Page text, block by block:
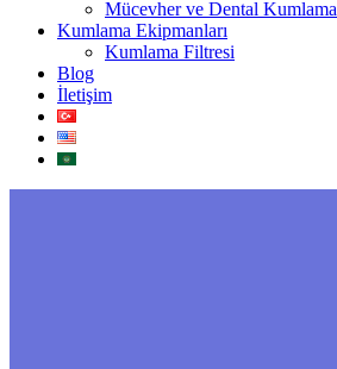
Mücevher ve Dental
Kumlama Ekipmanları
Kumlama Filtresi
Blog
İletişim